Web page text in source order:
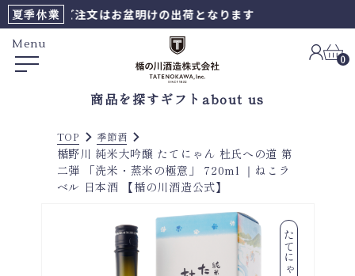
夏季休業
のご注文はお盆明けの出荷となります
Menu
0
商品を探すギフト about us
TOP 季節酒
楯野川 純米大吟醸 たてにゃん 杜氏への道 第
二弾 「洗米・蒸米の極意」 720ml ｜ねこラ
ベル 日本酒 【楯の川酒造公式】
たてにゃん